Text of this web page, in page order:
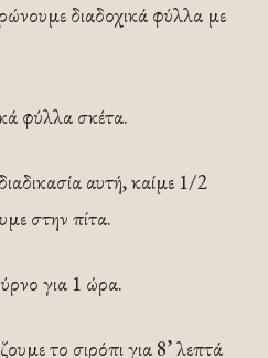
διαδοχικά φύλλα με
φύλλα σκέτα.
αυτή, καίμε 1/2
στην πίτα.
για 1 ώρα.
το σιρόπι για 8’ λεπτά